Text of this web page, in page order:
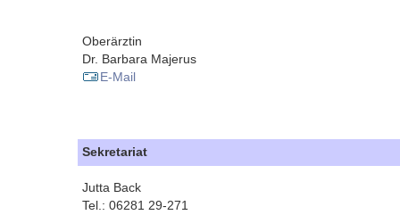
Oberärztin
Dr. Barbara Majerus
E-Mail
Sekretariat
Jutta Back
Tel.: 06281 29-271